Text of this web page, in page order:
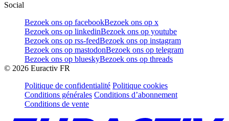
Social
Bezoek ons op facebookBezoek ons op x
Bezoek ons op linkedinBezoek ons op youtube
Bezoek ons op rss-feedBezoek ons op instagram
Bezoek ons op mastodonBezoek ons op telegram
Bezoek ons op blueskyBezoek ons op threads
© 2026 Euractiv FR
Politique de confidentialité Politique cookies
Conditions générales Conditions d’abonnement
Conditions de vente